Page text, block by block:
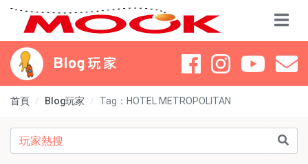
首頁 Blog玩家 Tag：HOTEL METROPOLITAN